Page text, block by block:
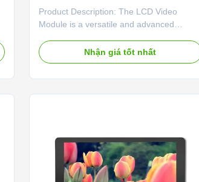
Panel and MOV Image Format
Product Description: The LCD Video
Module is a versatile and advanced
video playback capabilities. This Video
Playback Display Module features a sleek
Nhận giá tốt nhất